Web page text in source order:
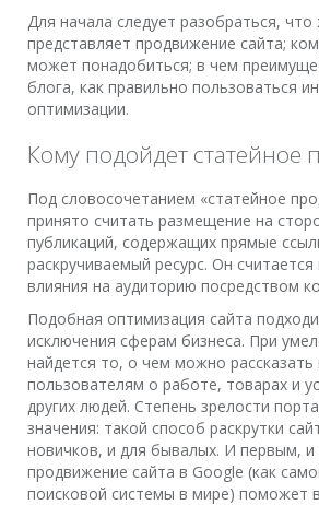
Для начала следует разобраться,
представляет продвижение сайта;
может понадобиться; в чем
блога, как правильно пользоваться
оптимизации.
Кому подойдет статейное
Под словосочетанием «статейное
принято считать размещение на
публикаций, содержащих прямые
раскручиваемый ресурс. Он
влияния на аудиторию посредством
Подобная оптимизация сайта
исключения сферам бизнеса. При
найдется то, о чем можно рассказать
пользователям о работе, товарах и
других людей. Степень зрелости
значения: такой способ раскрутки
новичков, и для бывалых. И первым,
продвижение сайта в Google (как
поисковой системы в мире) поможет